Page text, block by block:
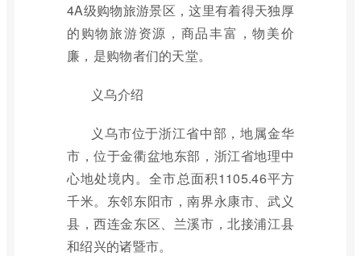
4A级购物旅游景区，这里有着得天独厚
的购物旅游资源，商品丰富，物美价
廉，是购物者们的天堂。
义乌介绍
义乌市位于浙江省中部，地属金华
市，位于金衢盆地东部，浙江省地理中
心地处境内。全市总面积1105.46平方
千米。东邻东阳市，南界永康市、武义
县，西连金东区、兰溪市，北接浦江县
和绍兴的诸暨市。